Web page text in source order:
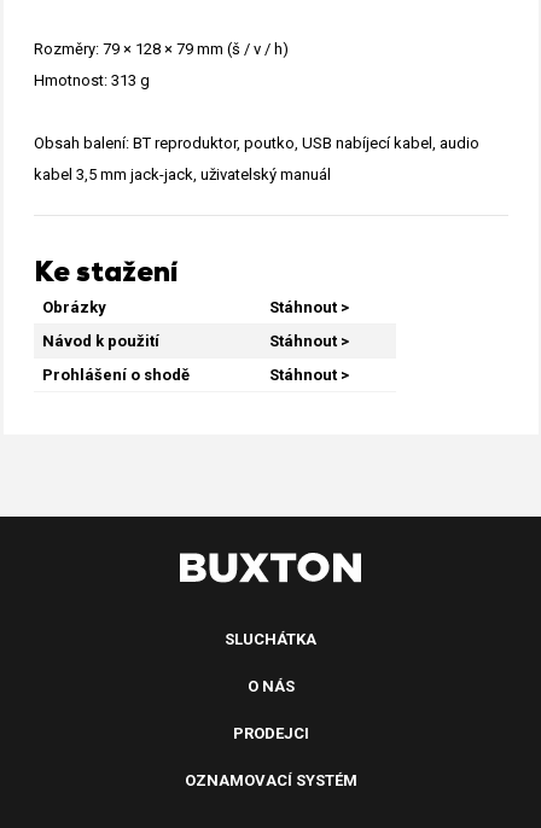
Rozměry: 79 × 128 × 79 mm (š / v / h)
Hmotnost: 313 g
Obsah balení: BT reproduktor, poutko, USB nabíjecí kabel, audio
kabel 3,5 mm jack-jack, uživatelský manuál
Ke stažení
Obrázky
Stáhnout >
Návod k použití
Stáhnout >
Prohlášení o shodě
Stáhnout >
SLUCHÁTKA
O NÁS
PRODEJCI
OZNAMOVACÍ SYSTÉM